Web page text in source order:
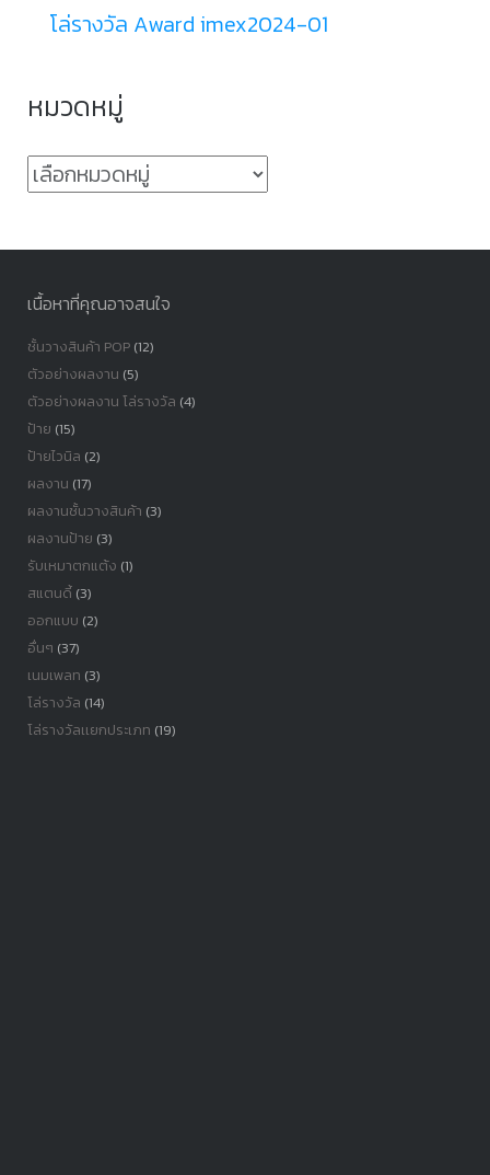
โล่รางวัล Award imex2024-01
หมวดหมู่
หมวด
เนื้อหาที่คุณอาจสนใจ
ชั้นวางสินค้า POP(12)
ตัวอย่างผลงาน (5)
ตัวอย่างผลงาน โล่รางวัล (4)
ป้าย (15)
ป้ายไวนิล (2)
ผลงาน (17)
ผลงานชั้นวางสินค้า (3)
ผลงานป้าย (3)
รับเหมาตกแต้ง (1)
สแตนดี้(3)
ออกแบบ (2)
อื่นๆ (37)
เนมเพลท (3)
โล่รางวัล (14)
โล่รางวัลเเยกประเภท (19)